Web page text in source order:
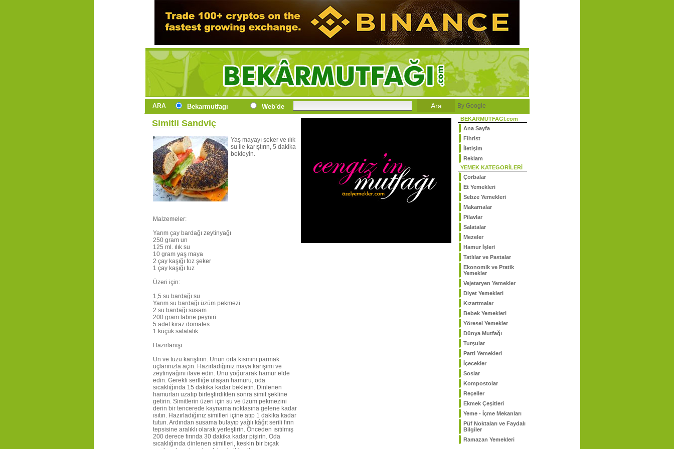
ARA Bekarmutfagı Web'de By Google
Simitli Sandviç
Yaş mayayı şeker ve ılık
su ile karıştırın, 5 dakika
bekleyin.
Malzemeler:
Yarım çay bardağı zeytinyağı
250 gram un
125 ml. ılık su
10 gram yaş maya
2 çay kaşığı toz şeker
1 çay kaşığı tuz
Üzeri için:
1,5 su bardağı su
Yarım su bardağı üzüm pekmezi
2 su bardağı susam
200 gram labne peyniri
5 adet kiraz domates
1 küçük salatalık
Hazırlanışı:
Un ve tuzu karıştırın. Unun orta kısmını parmak
uçlarınızla açın. Hazırladığınız maya karışımı ve
zeytinyağını ilave edin. Unu yoğurarak hamur elde
edin. Gerekli sertliğe ulaşan hamuru, oda
sıcaklığında 15 dakika kadar bekletin. Dinlenen
hamurları uzatıp birleştirdikten sonra simit şekline
getirin. Simitlerin üzeri için su ve üzüm pekmezini
derin bir tencerede kaynama noktasına gelene kadar
ısıtın. Hazırladığınız simitleri içine atıp 1 dakika kadar
tutun. Ardından susama bulayıp yağlı kâğıt serili fırın
tepsisine aralıklı olarak yerleştirin. Önceden ısıtılmış
200 derece fırında 30 dakika kadar pişirin. Oda
sıcaklığında dinlenen simitleri, keskin bir bıçak
BEKARMUTFAGI.com
Ana Sayfa
Fihrist
İletişim
Reklam
YEMEK KATEGORİLERİ
Çorbalar
Et Yemekleri
Sebze Yemekleri
Makarnalar
Pilavlar
Salatalar
Mezeler
Hamur İşleri
Tatlılar ve Pastalar
Ekonomik ve Pratik
Yemekler
Vejetaryen Yemekler
Diyet Yemekleri
Kızartmalar
Bebek Yemekleri
Yöresel Yemekler
Dünya Mutfağı
Turşular
Parti Yemekleri
İçecekler
Soslar
Kompostolar
Reçeller
Ekmek Çeşitleri
Yeme - İçme Mekanları
Püf Noktaları ve Faydalı
Bilgiler
Ramazan Yemekleri